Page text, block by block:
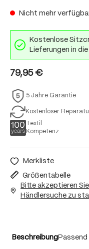
Nicht mehr
Kostenlose
Lieferungen in
79,95 €
5 Jahre Garantie
Kostenloser
Textil
Kompetenz
Merkliste
Größentabelle
Bitte akzeptieren
Händlersuche zu
BeschreibungPassend